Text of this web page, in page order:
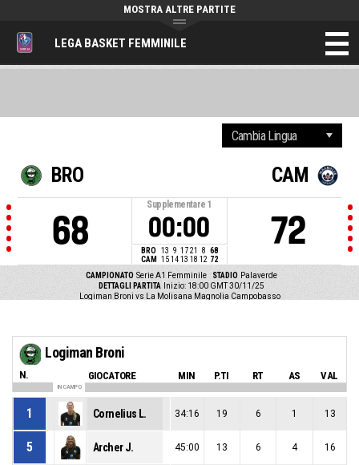
LEGA BASKET FEMMINILE
MOSTRA ALTRE PARTITE
BRO
68
Supplementare 1
00:00
BRO 13 9 17 21 8 68
CAM
15 14 13 18 12 72
CAM
72
CAMPIONATO Serie A1 Femminile STADIO Palaverde
DETTAGLI PARTITA
Inizio: 18:00 GMT 30/11/25
Logiman Broni vs La Molisana Magnolia Campobasso
Logiman Broni
N. GIOCATORE MIN P.TI RT AS VAL
IN CAMPO
1 Cornelius L. 34:16 19 6 1 13
5 Archer J. 45:00 13 6 4 16